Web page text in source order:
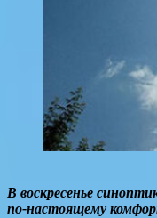
В воскресенье
по-настоящему